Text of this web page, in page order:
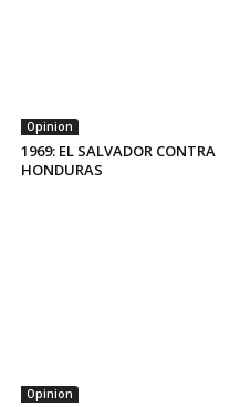
Opinion
1969: EL SALVADOR CONTRA
HONDURAS
Opinion